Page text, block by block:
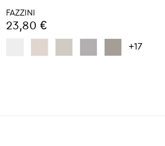
FAZZINI
23,80 €
+17